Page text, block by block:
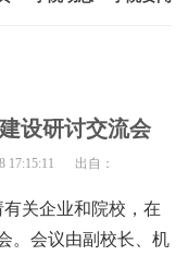
设研讨交流会
17:15:11 出自：
关企业和院校，在
。会议由副校长、机